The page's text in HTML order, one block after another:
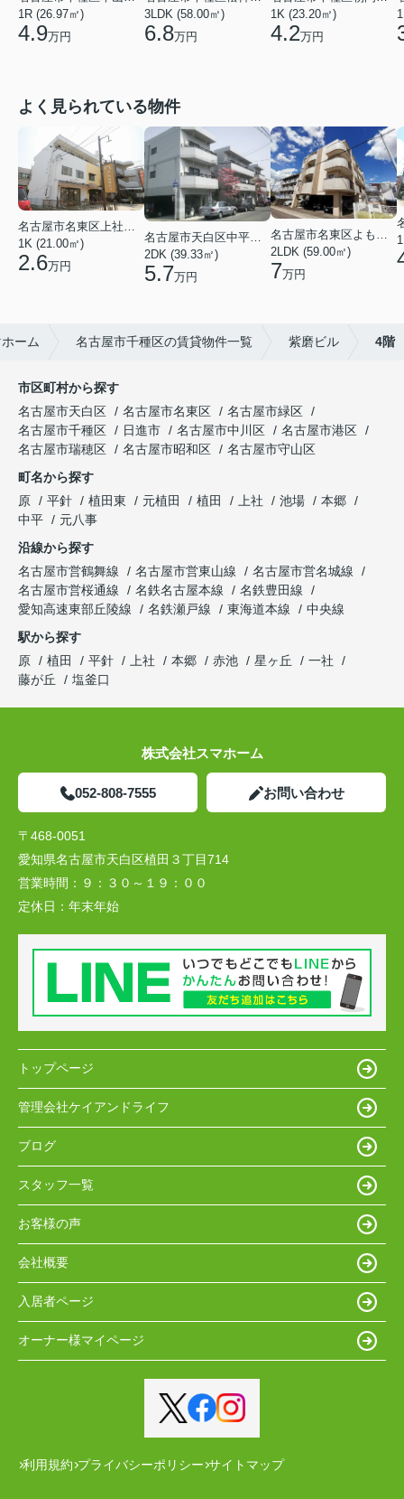
1R (26.97㎡)
4.9万円
3LDK (58.00㎡)
6.8万円
1K (23.20㎡)
4.2万円
よく見られている物件
名古屋市名東区上社２丁目
1K (21.00㎡)
2.6万円
2DK (39.33㎡)
5.7万円
2LDK (59.00㎡)
7万円
ーム 名古屋市千種区の賃貸物件一覧 紫磨ビル 4階
市区町村から探す
名古屋市天白区
名古屋市名東区
名古屋市緑区
名古屋市千種区
日進市 名古屋市中川区
名古屋市港区
名古屋市瑞穂区
名古屋市昭和区
名古屋市守山区
町名から探す
原
平針 植田東 元植田 植田 上社 池場
本郷
中平
元八事
沿線から探す
名古屋市営鶴舞線
名古屋市営東山線
名古屋市営名城線
名古屋市営桜通線
名鉄名古屋本線
名鉄豊田線
愛知高速東部丘陵線
名鉄瀬戸線 東海道本線
中央線
駅から探す
原
植田 平針 上社 本郷 赤池 星ヶ丘
一社
藤が丘
塩釜口
株式会社スマホーム
052-808-7555 お問い合わせ
〒468-0051
愛知県名古屋市天白区植田３丁目714
営業時間： ９：３０～１９：００
定休日： 年末年始
トップページ
管理会社ケイアンドライフ
ブログ
スタッフ一覧
お客様の声
会社概要
入居者ページ
オーナー様マイページ
利用規約 プライバシーポリシー サイトマップ